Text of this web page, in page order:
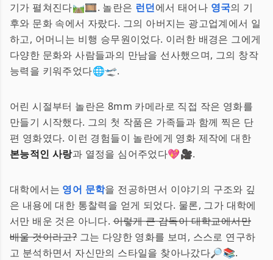
기가 펼쳐진다🛤️🎞️. 놀란은 런던에서 태어나 영국의 기
후와 문화 속에서 자랐다. 그의 아버지는 광고업계에서 일
하고, 어머니는 비행 승무원이었다. 이러한 배경은 그에게
다양한 문화와 사람들과의 만남을 선사했으며, 그의 창작
능력을 키워주었다🌐🛫.
어린 시절부터 놀란은 8mm 카메라로 직접 작은 영화를
만들기 시작했다. 그의 첫 작품은 가족들과 함께 찍은 단
편 영화였다. 이런 경험들이 놀란에게 영화 제작에 대한
본능적인 사랑과 열정을 심어주었다💖🎥.
대학에서는 영어 문학을 전공하면서 이야기의 구조와 깊
은 내용에 대한 통찰력을 얻게 되었다. 물론, 그가 대학에
서만 배운 것은 아니다.이렇게 큰 감독이 대학교에서만
배울 것이라고?그는 다양한 영화를 보며, 스스로 연구하
고 분석하면서 자신만의 스타일을 찾아나갔다🔎📚.